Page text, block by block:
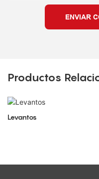
ENVIAR
Productos
Levantos